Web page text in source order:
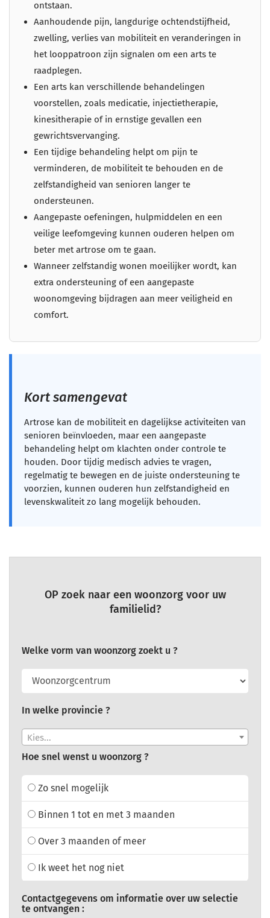
ontstaan.
Aanhoudende pijn, langdurige ochtendstijfheid,
zwelling, verlies van mobiliteit en veranderingen in
het looppatroon zijn signalen om een arts te
raadplegen.
Een arts kan verschillende behandelingen
voorstellen, zoals medicatie, injectietherapie,
kinesitherapie of in ernstige gevallen een
gewrichtsvervanging.
Een tijdige behandeling helpt om pijn te
verminderen, de mobiliteit te behouden en de
zelfstandigheid van senioren langer te
ondersteunen.
Aangepaste oefeningen, hulpmiddelen en een
veilige leefomgeving kunnen ouderen helpen om
beter met artrose om te gaan.
Wanneer zelfstandig wonen moeilijker wordt, kan
extra ondersteuning of een aangepaste
woonomgeving bijdragen aan meer veiligheid en
comfort.
Kort samengevat
Artrose kan de mobiliteit en dagelijkse activiteiten van
senioren beïnvloeden, maar een aangepaste
behandeling helpt om klachten onder controle te
houden. Door tijdig medisch advies te vragen,
regelmatig te bewegen en de juiste ondersteuning te
voorzien, kunnen ouderen hun zelfstandigheid en
levenskwaliteit zo lang mogelijk behouden.
OP zoek naar een woonzorg voor uw
familielid?
Welke vorm van woonzorg zoekt u ?
In welke provincie ?
Kies...
Hoe snel wenst u woonzorg ?
Zo snel mogelijk
Binnen 1 tot en met 3 maanden
Over 3 maanden of meer
Ik weet het nog niet
Contactgegevens om informatie over uw selectie
te ontvangen :